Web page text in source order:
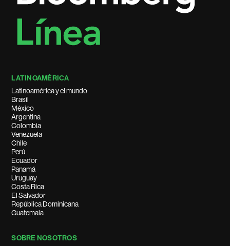
LATINOAMÉRICA
Latinoamérica y el mundo
Brasil
México
Argentina
Colombia
Venezuela
Chile
Perú
Ecuador
Panamá
Uruguay
Costa Rica
El Salvador
República Dominicana
Guatemala
SOBRE NOSOTROS